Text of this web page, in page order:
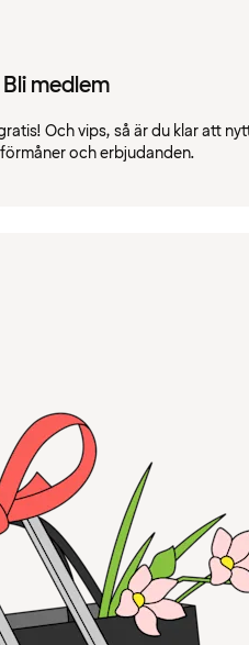
Bli medlem
Och vips, så är du klar att
och erbjudanden.